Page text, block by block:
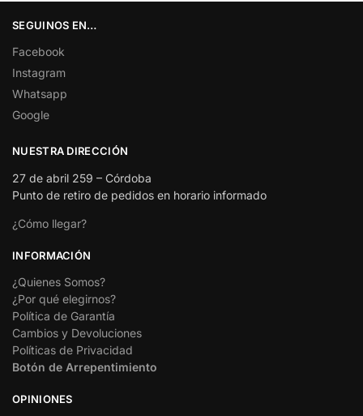
SEGUINOS EN…
Facebook
Instagram
Whatsapp
Google
NUESTRA DIRECCIÓN
27 de abril 259 – Córdoba
Punto de retiro de pedidos en horario informado
¿Cómo llegar?
INFORMACIÓN
¿Quienes Somos?
¿Por qué elegirnos?
Política de Garantía
Cambios y Devoluciones
Políticas de Privacidad
Botón de Arrepentimiento
OPINIONES